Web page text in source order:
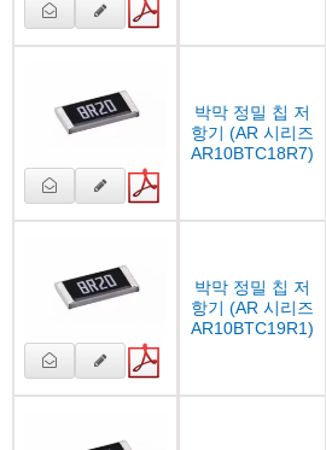
박막 정밀 칩 저
항기 (AR 시리즈
AR10BTC18R7)
박막 정밀 칩 저
항기 (AR 시리즈
AR10BTC19R1)